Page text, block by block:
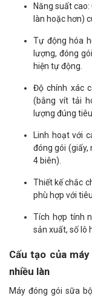
Năng suất
làn hoặc hơn)
Tự động hóa
lượng, đóng
hiện tự động.
Độ chính xác
(bằng vít tải
lượng đúng
Linh hoạt với
đóng gói (giấy,
4 biên).
Thiết kế chắc
phù hợp với
Tích hợp tính
sản xuất, số lô
Cấu tạo của
nhiều làn
Máy đóng gói sữa